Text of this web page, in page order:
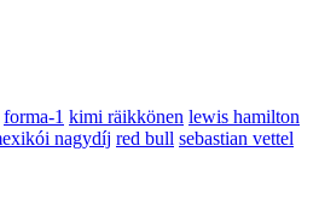
forma-1 kimi räikkönen lewis hamilton
nagydíj red bull sebastian vettel